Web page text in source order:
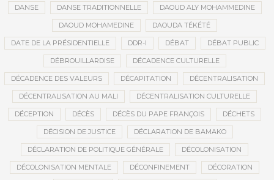
DANSE DANSE TRADITIONNELLE DAOUD ALY MOHAMMEDINE
DAOUD MOHAMEDINE DAOUDA TÉKÉTÉ
DATE DE LA PRÉSIDENTIELLE DDR-I DÉBAT DÉBAT PUBLIC
DÉBROUILLARDISE DÉCADENCE CULTURELLE
DÉCADENCE DES VALEURS DÉCAPITATION DÉCENTRALISATION
DÉCENTRALISATION AU MALI DÉCENTRALISATION CULTURELLE
DÉCEPTION DÉCÈS DÉCÈS DU PAPE FRANÇOIS DÉCHETS
DÉCISION DE JUSTICE DÉCLARATION DE BAMAKO
DÉCLARATION DE POLITIQUE GÉNÉRALE DÉCOLONISATION
DÉCOLONISATION MENTALE DÉCONFINEMENT DÉCORATION